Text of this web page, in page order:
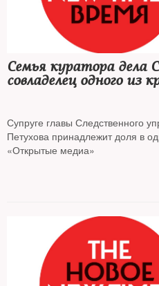
Семья куратора дела
совладелец одного из
Супруге главы Следственного
Петухова принадлежит доля в
отечественных туроператоров,
«Открытые медиа»